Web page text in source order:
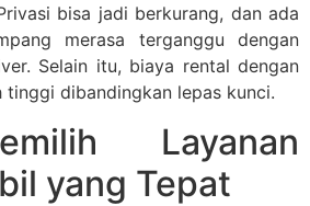
bisa jadi berkurang, dan ada
merasa terganggu dengan
Selain itu, biaya rental dengan
dibandingkan lepas kunci.
Layanan
yang Tepat